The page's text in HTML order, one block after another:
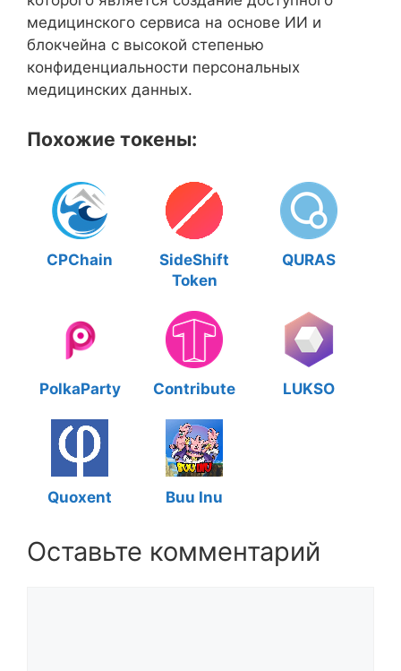
медицинского сервиса на основе ИИ и
блокчейна с высокой степенью
конфиденциальности персональных
медицинских данных.
Похожие токены:
CPChain
SideShift
Token
QURAS
PolkaParty Contribute LUKSO
Quoxent Buu Inu
Оставьте комментарий